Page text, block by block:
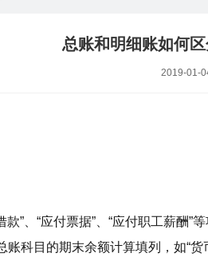
总账和明细账如何
2019-01-
款”、“应付票据”、“应付职工薪酬
科目的期末余额计算填列，如“货